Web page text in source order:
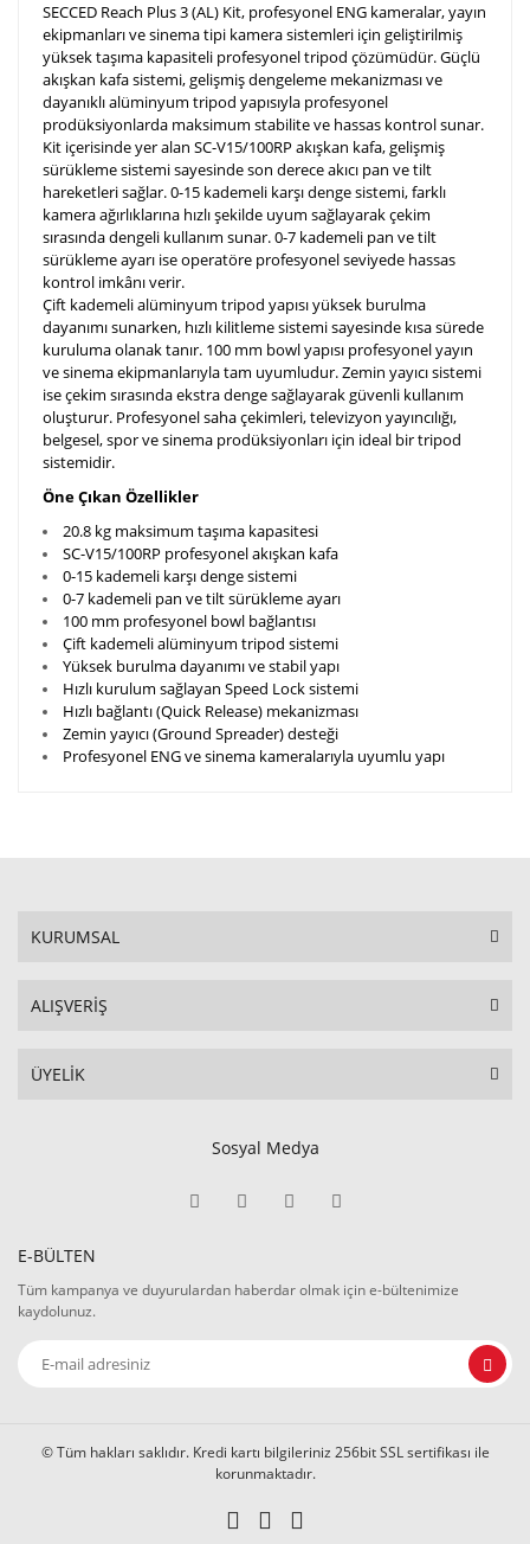
SECCED Reach Plus 3 (AL) Kit, profesyonel ENG kameralar, yayın
ekipmanları ve sinema tipi kamera sistemleri için geliştirilmiş
yüksek taşıma kapasiteli profesyonel tripod çözümüdür. Güçlü
akışkan kafa sistemi, gelişmiş dengeleme mekanizması ve
dayanıklı alüminyum tripod yapısıyla profesyonel
prodüksiyonlarda maksimum stabilite ve hassas kontrol sunar.
Kit içerisinde yer alan SC-V15/100RP akışkan kafa, gelişmiş
sürükleme sistemi sayesinde son derece akıcı pan ve tilt
hareketleri sağlar. 0-15 kademeli karşı denge sistemi, farklı
kamera ağırlıklarına hızlı şekilde uyum sağlayarak çekim
sırasında dengeli kullanım sunar. 0-7 kademeli pan ve tilt
sürükleme ayarı ise operatöre profesyonel seviyede hassas
kontrol imkânı verir.
Çift kademeli alüminyum tripod yapısı yüksek burulma
dayanımı sunarken, hızlı kilitleme sistemi sayesinde kısa sürede
kuruluma olanak tanır. 100 mm bowl yapısı profesyonel yayın
ve sinema ekipmanlarıyla tam uyumludur. Zemin yayıcı sistemi
ise çekim sırasında ekstra denge sağlayarak güvenli kullanım
oluşturur. Profesyonel saha çekimleri, televizyon yayıncılığı,
belgesel, spor ve sinema prodüksiyonları için ideal bir tripod
sistemidir.
Öne Çıkan Özellikler
20.8 kg maksimum taşıma kapasitesi
SC-V15/100RP profesyonel akışkan kafa
0-15 kademeli karşı denge sistemi
0-7 kademeli pan ve tilt sürükleme ayarı
100 mm profesyonel bowl bağlantısı
Çift kademeli alüminyum tripod sistemi
Yüksek burulma dayanımı ve stabil yapı
Hızlı kurulum sağlayan Speed Lock sistemi
Hızlı bağlantı (Quick Release) mekanizması
Zemin yayıcı (Ground Spreader) desteği
Profesyonel ENG ve sinema kameralarıyla uyumlu yapı
KURUMSAL
ALIŞVERİŞ
ÜYELİK
Sosyal Medya
E-BÜLTEN
Tüm kampanya ve duyurulardan haberdar olmak için e-bültenimize
kaydolunuz.
© Tüm hakları saklıdır. Kredi kartı bilgileriniz 256bit SSL sertifikası ile
korunmaktadır.